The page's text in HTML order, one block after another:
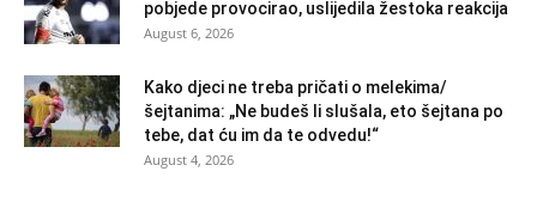
pobjede provocirao, uslijedila žestoka reakcija
August 6, 2026
Kako djeci ne treba pričati o melekima/
šejtanima: „Ne budeš li slušala, eto šejtana po
tebe, dat ću im da te odvedu!“
August 4, 2026